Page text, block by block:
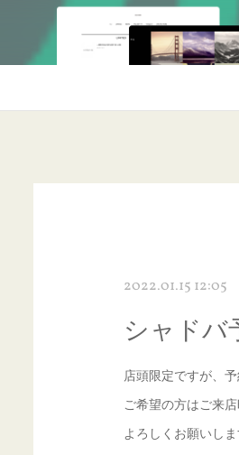
2022.01.15 12:05
シャドバ
店頭限定ですが、予
ご希望の方はご来
よろしくお願いしま